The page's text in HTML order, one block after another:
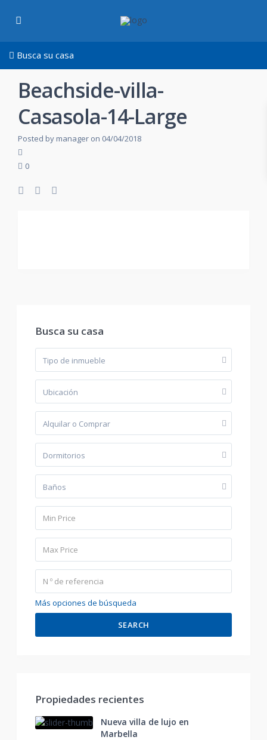
Busca su casa
Beachside-villa-
Casasola-14-Large
Posted by manager on 04/04/2018
0
Busca su casa
Tipo de inmueble
Ubicación
Alquilar o Comprar
Dormitorios
Baños
Más opciones de búsqueda
SEARCH
Propiedades recientes
Nueva villa de lujo en
Marbella